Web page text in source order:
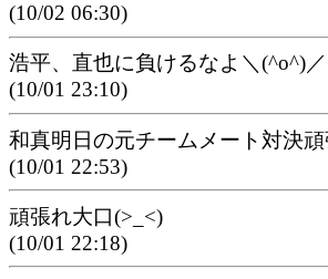
(10/02 06:30)
浩平、直也に負けるなよ＼(^o^)
(10/01 23:10)
和真明日の元チームメート対決
(10/01 22:53)
頑張れ大口(>_<)
(10/01 22:18)